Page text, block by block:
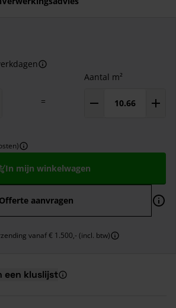
=
Aantal m²
In mijn winkelwagen
Offerte aanvragen
vanaf € 1.500,- (incl. btw)
een kluslijst